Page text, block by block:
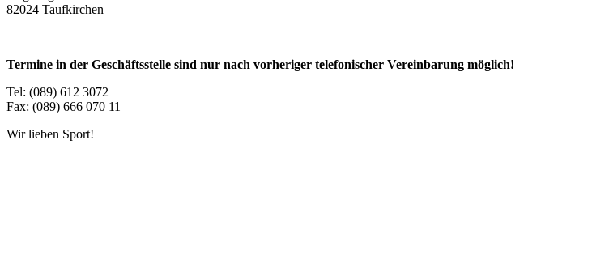
82024 Taufkirchen
Termine in der Geschäftsstelle sind nur nach vorheriger telefonischer Vereinbarung möglich!
Tel: (089) 612 3072
Fax: (089) 666 070 11
Wir lieben Sport!